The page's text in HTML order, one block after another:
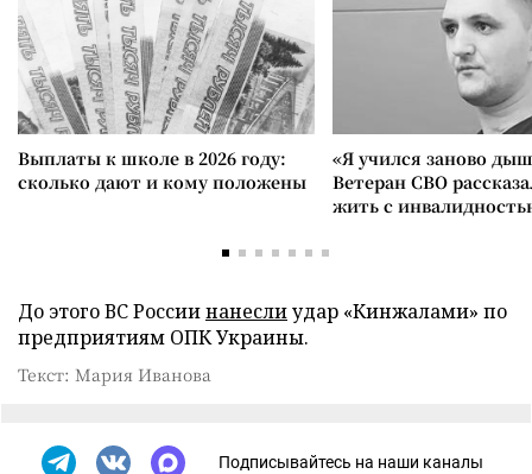
Выплаты к школе в 2026 году:
сколько дают и кому положены
«Я учился заново
Ветеран СВО
жить с
До этого ВС Россиинанеслиудар «Кинжалами» по
предприятиям ОПК Украины.
Текст: Мария Иванова
Подписывайтесь на наши каналы